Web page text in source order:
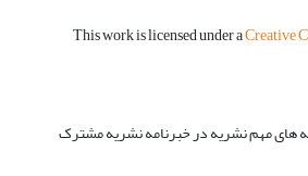
This work is licensed under aCreative
های مهم نشریه در خبرنامه نشریه مشترک